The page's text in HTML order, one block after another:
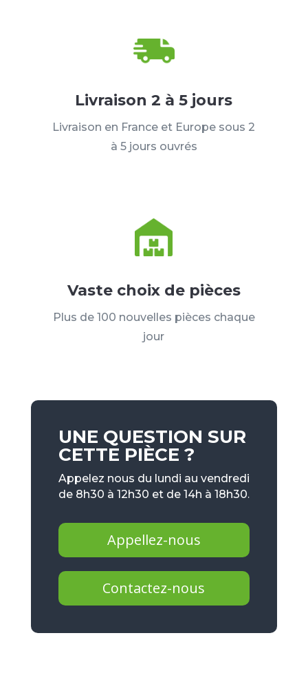
Livraison 2 à 5 jours
Livraison en France et Europe sous 2
à 5 jours ouvrés
Vaste choix de pièces
Plus de 100 nouvelles pièces chaque
jour
UNE QUESTION SUR
CETTE PIÈCE ?
Appelez nous du lundi au vendredi
de 8h30 à 12h30 et de 14h à 18h30.
Appellez-nous
Contactez-nous